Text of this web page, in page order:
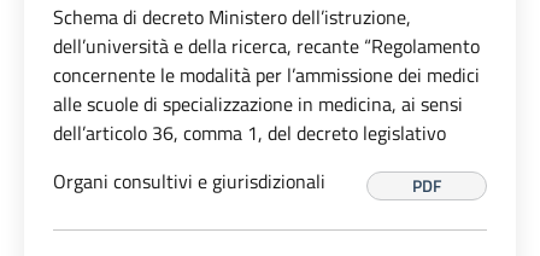
Schema di decreto Ministero dell’istruzione,
dell’università e della ricerca, recante “Regolamento
concernente le modalità per l’ammissione dei medici
alle scuole di specializzazione in medicina, ai sensi
dell’articolo 36, comma 1, del decreto legislativo
Organi consultivi e giurisdizionali
PDF